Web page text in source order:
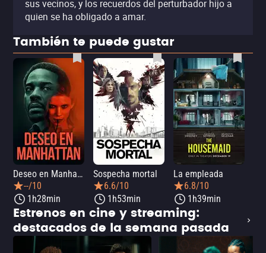
sus vecinos, y los recuerdos del perturbador hijo a
quien se ha obligado a amar.
También te puede gustar
Deseo en Manhattan
--/10
1h28min
Sospecha mortal
6.6/10
1h53min
La empleada
6.8/10
1h39min
Estrenos en cine y streaming:
destacados de la semana pasada